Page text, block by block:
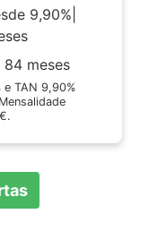
9,90%|
meses
e TAN 9,90%